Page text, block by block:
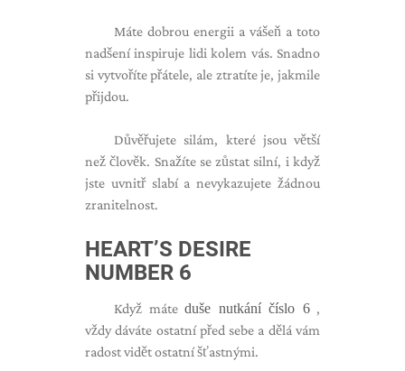
Máte dobrou energii a vášeň a toto
nadšení inspiruje lidi kolem vás. Snadno
si vytvoříte přátele, ale ztratíte je, jakmile
přijdou.
Důvěřujete silám, které jsou větší
než člověk. Snažíte se zůstat silní, i když
jste uvnitř slabí a nevykazujete žádnou
zranitelnost.
HEART’S DESIRE
NUMBER 6
Když máte duše nutkání číslo 6,
vždy dáváte ostatní před sebe a dělá vám
radost vidět ostatní šťastnými.